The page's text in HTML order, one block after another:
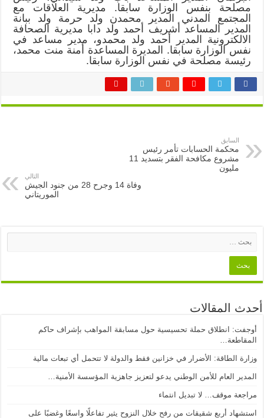
مصلحة بنفس الوزارة سابقا. مديرية العلاقات مع
المجتمع المدني المدير محمدن ولد حرمة ولد ببانة
المدير المساعد أشريف أحمد ولد دابا مديرية الصحافة
الالكترونية المدير أحمد ولد محمدو، مدير مساعد في
نفس الوزارة سابقا. المديرة المساعدة أمنة منت محمد،
رئيسة مصلحة في نفس الوزارة سابقا.
السابق
محكمة الحسابات تأمر رئيس
مشروع مكافحة الفقر بتسديد 11
مليون
التالي
وفاة 14 وجرح 28 من جنود الجيش
الموريتاني
أحدث المقالات
أوجفت: انطلاق حملة تحسيسية حول مسابقة المواهب بإشراف حاكم
المقاطعة…
وزارة الطاقة: الأضرار في خزانين فقط والدولة لا تتحمل أي تبعات مالية
المدير العام للأمن الوطني يدعو لتعزيز جاهزية المؤسسة الأمنية…
مراجعة موقف… لا تبديل انتماء
استشهاد أربع شقيقات من رفح خلال النزوح يثير تفاعلًا واسعًا وغضبًا على